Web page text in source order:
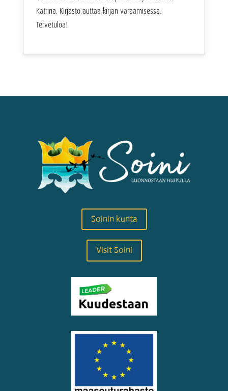
Katrina. Kirjasto auttaa kirjan varaamisessa.
Tervetuloa!
Soinin kunta
Visit Soini